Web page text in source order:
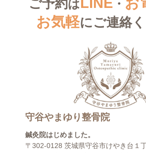
ご予約は ・
お気軽にご連絡
守谷やまゆり整骨院
鍼灸院はじめました。
〒302-0128 茨城県守谷市けやき台１